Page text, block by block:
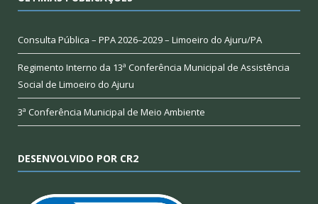
Consulta Pública – PPA 2026–2029 – Limoeiro do Ajuru/PA
Regimento Interno da 13ª Conferência Municipal de Assistência
Social de Limoeiro do Ajuru
3ª Conferência Municipal de Meio Ambiente
DESENVOLVIDO POR CR2